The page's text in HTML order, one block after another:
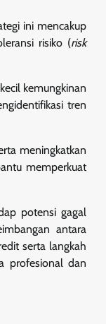
ini mencakup
risiko (risk
kemungkinan
tren
meningkatkan
memperkuat
potensi gagal
antara
serta langkah
profesional dan